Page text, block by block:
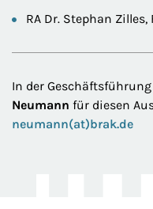
RA Dr. Stephan
In der Geschäftsführung
Neumann für diesen
neumann(at)brak.de